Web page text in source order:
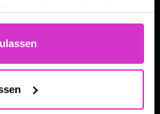
Klicken auf das Privacy
geografische Lage